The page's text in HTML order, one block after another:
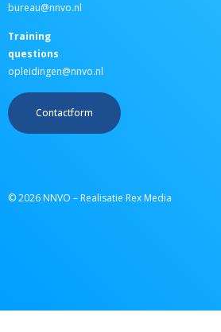
bureau@nnvo.nl
Training
questions
opleidingen@nnvo.nl
Contactform
© 2026 NNVO – Realisatie Rex Media